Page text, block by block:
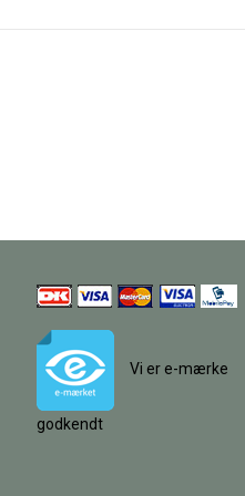
Vi er e-mærke
godkendt